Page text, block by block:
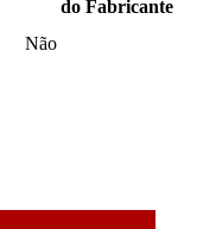
do Fabricante
Não